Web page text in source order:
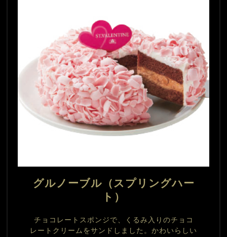
グルノーブル（スプリングハー
ト）
チョコレートスポンジで、くるみ入りのチョコ
レートクリームをサンドしました。かわいらしい